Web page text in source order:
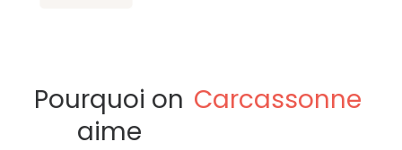
Pourquoi on
aime
Carcassonne